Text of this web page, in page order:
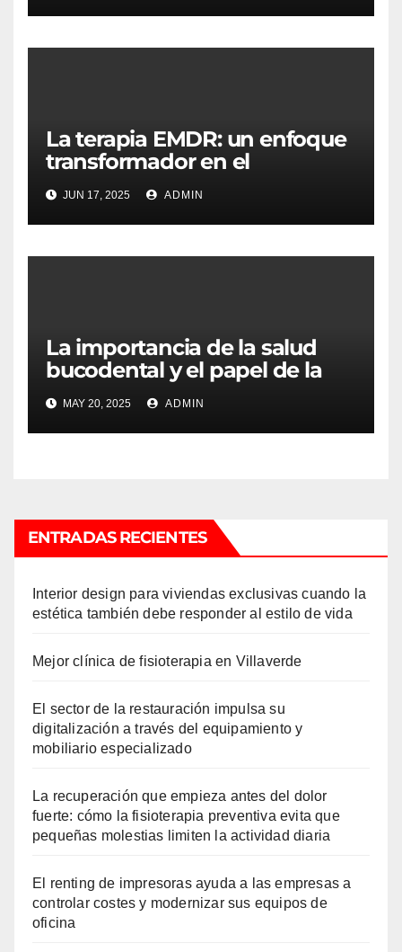
La terapia EMDR: un enfoque
transformador en el
tratamiento psicológico
JUN 17, 2025 ADMIN
La importancia de la salud
bucodental y el papel de la
clínica dental en la
prevención
MAY 20, 2025 ADMIN
ENTRADAS RECIENTES
Interior design para viviendas exclusivas cuando la
estética también debe responder al estilo de vida
Mejor clínica de fisioterapia en Villaverde
El sector de la restauración impulsa su
digitalización a través del equipamiento y
mobiliario especializado
La recuperación que empieza antes del dolor
fuerte: cómo la fisioterapia preventiva evita que
pequeñas molestias limiten la actividad diaria
El renting de impresoras ayuda a las empresas a
controlar costes y modernizar sus equipos de
oficina